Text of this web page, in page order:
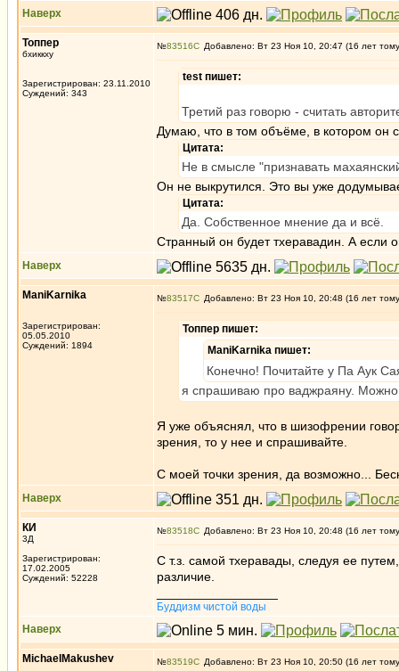
Наверх
Топпер
бхиккху
Зарегистрирован: 23.11.2010
Суждений: 343
№83516 Добавлено: Вт 23 Ноя 10, 20:47 (16 лет
test пишет:
Третий раз говорю - считать
Думаю, что в том объёме, в котором он
Цитата:
Не в смысле "признавать
Он не выкрутился. Это вы уже
Цитата:
Да. Собственное мнение да и всё.
Странный он будет тхеравадин. А если
Наверх
ManiKarnika
Зарегистрирован:
05.05.2010
Суждений: 1894
№83517 Добавлено: Вт 23 Ноя 10, 20:48 (16 лет
Топпер пишет:
ManiKarnika пишет:
Конечно! Почитайте у Па Аук
я спрашиваю про ваджраяну. Можно
Я уже объяснял, что в шизофрении
зрения, то у нее и спрашивайте.
С моей точки зрения, да возможно...
Наверх
КИ
3Д
Зарегистрирован:
17.02.2005
Суждений: 52228
№83518 Добавлено: Вт 23 Ноя 10, 20:48 (16 лет
С т.з. самой тхеравады, следуя ее
различие.
Буддизм чистой воды
Наверх
MichaelMakushev №83519 Добавлено: Вт 23 Ноя 10, 20:50 (16 лет